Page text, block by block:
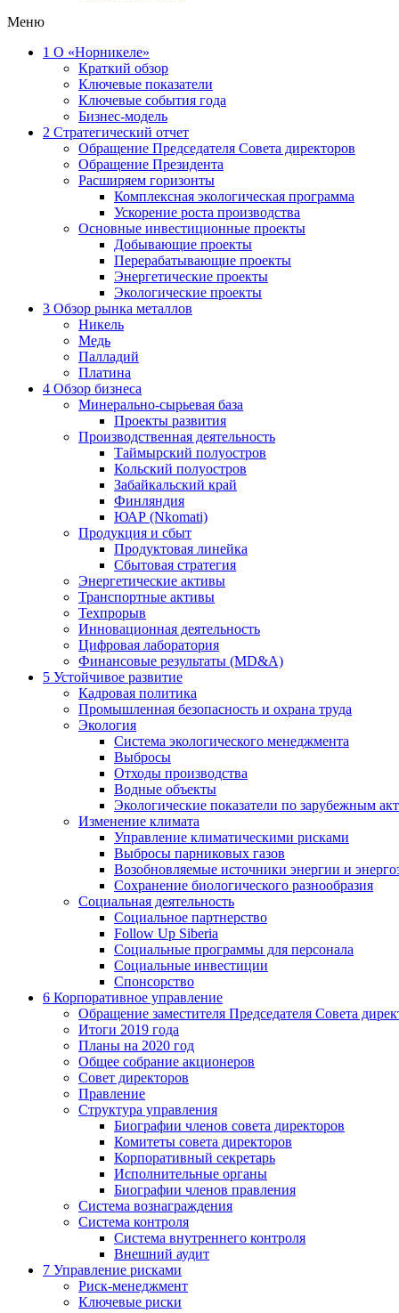
Меню
1 О «Норникеле»
Краткий обзор
Ключевые показатели
Ключевые события года
Бизнес-модель
2 Стратегический отчет
Обращение Председателя Совета директоров
Обращение Президента
Расширяем горизонты
Комплексная экологическая программа
Ускорение роста производства
Основные инвестиционные проекты
Добывающие проекты
Перерабатывающие проекты
Энергетические проекты
Экологические проекты
3 Обзор рынка металлов
Никель
Медь
Палладий
Платина
4 Обзор бизнеса
Минерально-сырьевая база
Проекты развития
Производственная деятельность
Таймырский полуостров
Кольский полуостров
Забайкальский край
Финляндия
ЮАР (Nkomati)
Продукция и сбыт
Продуктовая линейка
Сбытовая стратегия
Энергетические активы
Транспортные активы
Техпрорыв
Инновационная деятельность
Цифровая лаборатория
Финансовые результаты (MD&A)
5 Устойчивое развитие
Кадровая политика
Промышленная безопасность и охрана труда
Экология
Система экологического менеджмента
Выбросы
Отходы производства
Водные объекты
Экологические показатели по зарубежным
Изменение климата
Управление климатическими рисками
Выбросы парниковых газов
Возобновляемые источники энергии и
Сохранение биологического разнообразия
Социальная деятельность
Социальное партнерство
Follow Up Siberia
Социальные программы для персонала
Социальные инвестиции
Спонсорство
6 Корпоративное управление
Обращение заместителя Председателя Совета
Итоги 2019 года
Планы на 2020 год
Общее собрание акционеров
Совет директоров
Правление
Структура управления
Биографии членов совета директоров
Комитеты совета директоров
Корпоративный секретарь
Исполнительные органы
Биографии членов правления
Система вознаграждения
Система контроля
Система внутреннего контроля
Внешний аудит
7 Управление рисками
Риск-менеджмент
Ключевые риски